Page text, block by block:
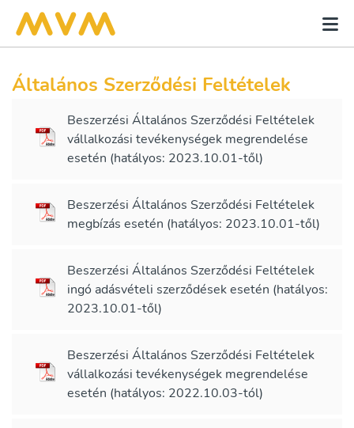
Általános Szerződési Feltételek
Beszerzési Általános Szerződési Feltételek
vállalkozási tevékenységek megrendelése
esetén (hatályos: 2023.10.01-től)
Beszerzési Általános Szerződési Feltételek
megbízás esetén (hatályos: 2023.10.01-től)
Beszerzési Általános Szerződési Feltételek
ingó adásvételi szerződések esetén (hatályos:
2023.10.01-től)
Beszerzési Általános Szerződési Feltételek
vállalkozási tevékenységek megrendelése
esetén (hatályos: 2022.10.03-tól)